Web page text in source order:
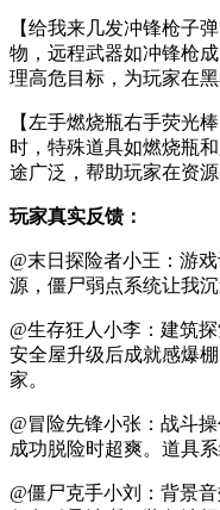
【给我来几发冲锋枪子
物，远程武器如冲锋枪
理高危目标，为玩家在
【左手燃烧瓶右手荧光
时，特殊道具如燃烧瓶
途广泛，帮助玩家在资
玩家真实反馈：
@末日探险者小王：游
源，僵尸弱点系统让我
@生存狂人小李：建筑
安全屋升级后成就感爆
家。
@冒险先锋小张：战斗
成功脱险时超爽。道具
@僵尸克手小刘：背景